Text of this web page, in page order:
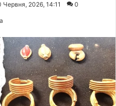
Червня, 2026, 14:11 0